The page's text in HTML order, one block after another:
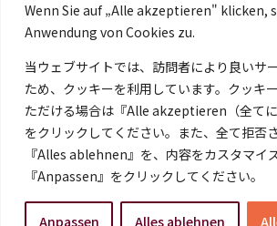
Wenn Sie auf „Alle akzeptieren" klicken,
Anwendung von Cookies zu.
当ウェブサイトでは、訪問者により良いサ
ため、クッキーを利用しています。クッキ
ただける場合は『Alle akzeptieren（全て
をクリックしてください。また、全て拒否
『Alles ablehnen』を、内容をカスタマイ
『Anpassen』をクリックしてください。
Anpassen Alles ablehnen
コラムの紹介
コラム一覧